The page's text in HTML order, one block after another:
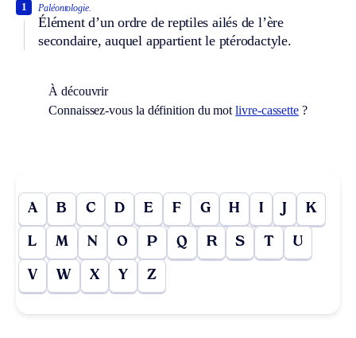
Paléontologie.
Élément d’un ordre de reptiles ailés de l’ère
secondaire, auquel appartient le ptérodactyle.
1
À découvrir
Connaissez-vous la définition du motlivre-cassette ?
A B C D E F G H I J K
L M N O P Q R S T U
V W X Y Z